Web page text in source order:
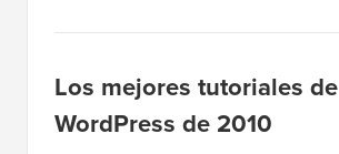
Los mejores tutoriales de
WordPress de 2010